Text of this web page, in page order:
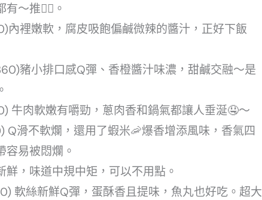
～推👍🏻。
內裡嫩軟，腐皮吸飽偏鹹微辣的醬汁，正好下飯
豬小排口感Q彈、香橙醬汁味濃，甜鹹交融～是
牛肉軟嫩有嚼勁，蔥肉香和鍋氣都讓人垂涎🤤～
Q滑不軟爛，還用了蝦米🦐爆香增添風味，香氣四
容易被悶爛。
鮮，味道中規中矩，可以不用點。
軟絲新鮮Q彈，蛋酥香且提味，魚丸也好吃。超大